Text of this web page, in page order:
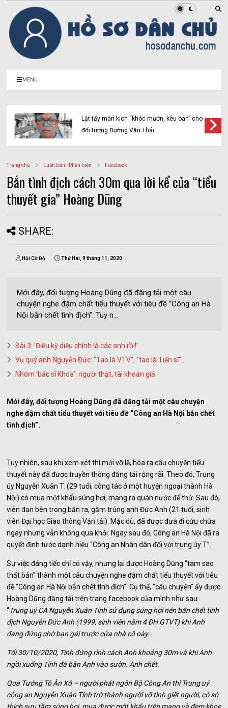
MENU
Lật tẩy màn kịch “khóc mướn, kêu oan” cho
đối tượng Đường Văn Thái
Trang chủ Luận bàn - Phản biện Facebook
Bắn tình địch cách 30m qua lời kể của “tiểu
thuyết gia” Hoàng Dũng
SHARE:
Hội Cờ Đỏ Thứ Hai, 9 tháng 11, 2020
Mới đây, đối tượng Hoàng Dũng đã đăng tải một câu
chuyện nghe đậm chất tiểu thuyết với tiêu đề “Công an Hà
Nội bắn chết tình địch”. Tuy n...
Bài 3: 'Điều kỳ diệu chính là các anh rồi!'
Vụ quý anh Nguyễn Đức: "Tao là VTV", "tao là Tiến sĩ"...
Nhóm ‘bác sĩ Khoa’: người thật, tài khoản giả
Mới đây, đối tượng Hoàng Dũng đã đăng tải một câu chuyện
nghe đậm chất tiểu thuyết với tiêu đề “Công an Hà Nội bắn chết
tình địch”.
Tuy nhiên, sau khi xem xét thì mới vỡ lẽ, hóa ra câu chuyện tiểu
thuyết này đã được truyền thông đăng tải rộng rãi. Theo đó, Trung
úy Nguyễn Xuân T. (29 tuổi, công tác ở một huyện ngoại thành Hà
Nội) có mua một khẩu súng hơi, mang ra quán nước để thử. Sau đó,
viên đạn bên trong bắn ra, găm trúng anh Đức Anh (21 tuổi, sinh
viên Đại học Giao thông Vận tải). Mặc dù, đã được đưa đi cứu chữa
ngay nhưng vẫn không qua khỏi. Ngay sau đó, Công an Hà Nội đã ra
quyết định tước danh hiệu “Công an Nhân dân đối với trung úy T”.
Sự việc đáng tiếc chỉ có vậy, nhưng lại được Hoàng Dũng “tam sao
thất bản” thành một câu chuyện nghe đậm chất tiểu thuyết với tiêu
đề “Công an Hà Nội bắn chết tình địch”. Cụ thể, “câu chuyện” ấy được
Hoàng Dũng đăng tải trên trang facebook của mình như sau:
“Trung uý CA Nguyễn Xuân Tính sử dụng súng hơi nén bắn chết tình
địch Nguyễn Đức Anh (1999, sinh viên năm 4 ĐH GTVT) khi Anh
đang đứng chờ bạn gái trước cửa nhà cô này.
Tối 30/10/2020, Tính đứng rình cách Anh khoảng 30m và khi Anh
ngồi xuống Tính đã bắn Anh vào sườn. Anh chết.
Qua Tướng Tô Ân Xô – người phát ngôn Bộ Công An thì Trung uý
công an Nguyễn Xuân Tính trở thành người vô tình giết người, có sở